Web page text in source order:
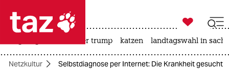
 taz zahl ich
taz zahl ich

taz zahl ich
usa unter trump katzen landtagswahl in
Netzkultur Selbstdiagnose per Internet: Die Krankheit gesucht